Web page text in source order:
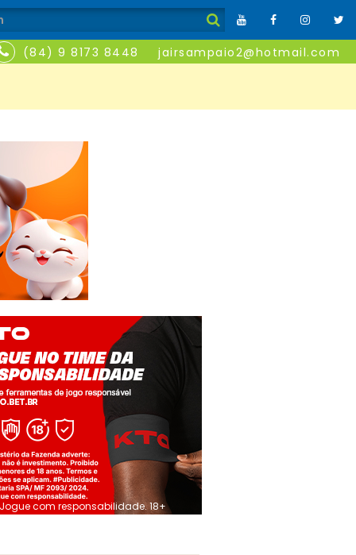
(84) 9 8173 8448 jairsampaio2@hotmail.com
Jogue com responsabilidade. 18+